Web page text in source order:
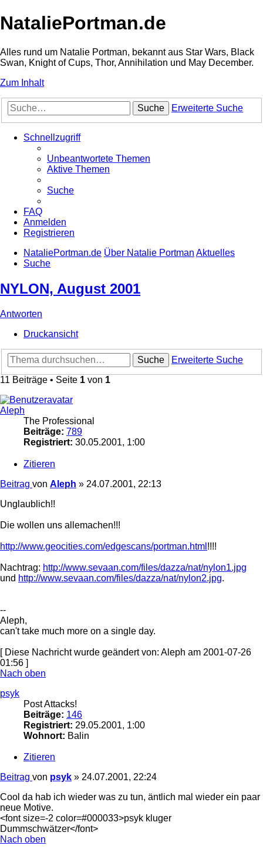
NataliePortman.de
Alles rund um Natalie Portman, bekannt aus Star Wars, Black
Swan, Knight of Cups, Thor, Annihilation und May December.
Zum Inhalt
Suche Erweiterte Suche
Schnellzugriff
Unbeantwortete Themen
Aktive Themen
Suche
FAQ
Anmelden
Registrieren
NataliePortman.de Über Natalie Portman Aktuelles
Suche
NYLON, August 2001
Antworten
Druckansicht
Suche
Erweiterte Suche
11 Beiträge • Seite 1 von 1
Aleph
The Professional
Beiträge: 789
Registriert: 30.05.2001, 1:00
Zitieren
Beitrag von Aleph » 24.07.2001, 22:13
Unglaublich!!
Die wollen uns allemachen!!!
http://www.geocities.com/edgescans/portman.html !!!!
Nachtrag: http://www.sevaan.com/files/dazza/nat/nylon1.jpg
und http://www.sevaan.com/files/dazza/nat/nylon2.jpg.
--
Aleph,
can't take much more on a single day.
[ Diese Nachricht wurde geändert von: Aleph am 2001-07-26
01:56 ]
Nach oben
psyk
Post Attacks!
Beiträge: 146
Registriert: 29.05.2001, 1:00
Wohnort: Balin
Zitieren
Beitrag von psyk » 24.07.2001, 22:24
Cool da hab ich wieder was zu tun, äntlich mal wieder ein paar
neue Motive.
<font size=-2 color=#000033>psyk kluger
Dummschwätzer</font>
Nach oben